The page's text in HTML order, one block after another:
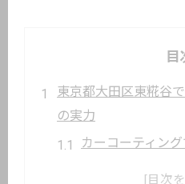
目
東京都大田区東糀谷
の実力
カーコーティン